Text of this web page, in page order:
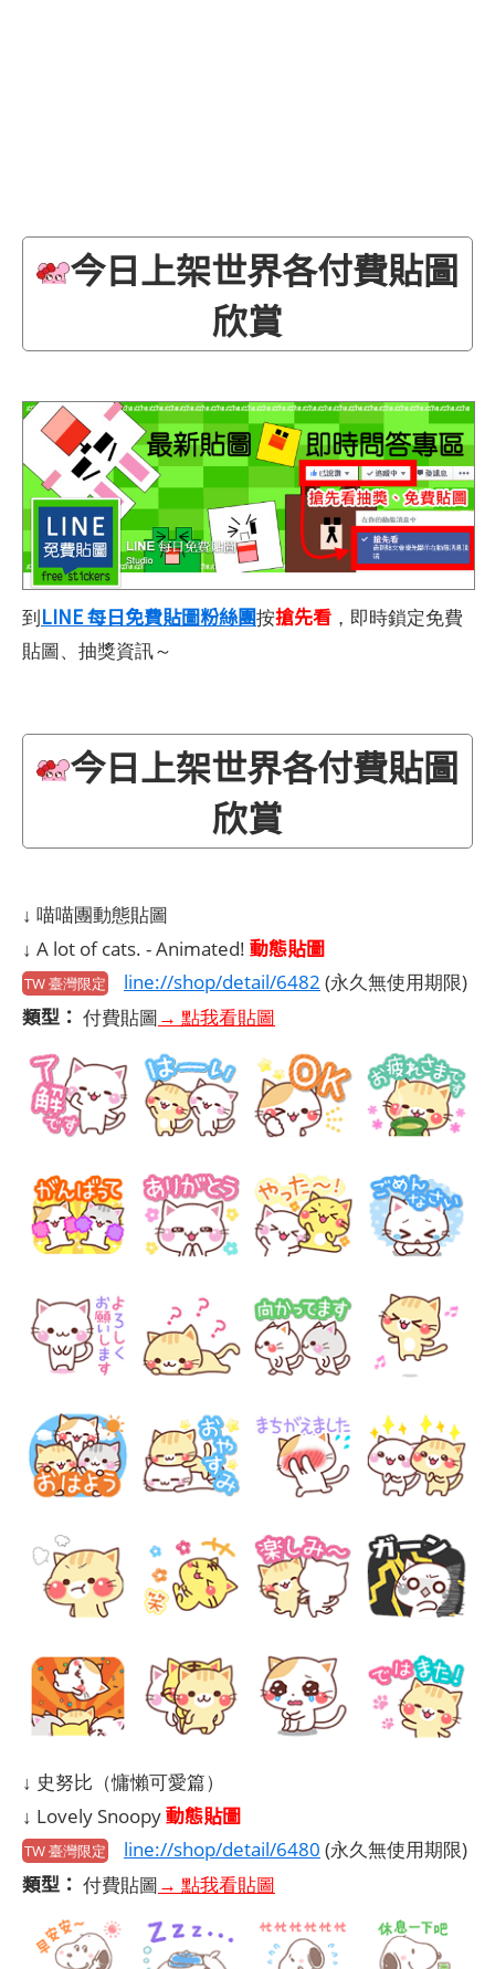
今日上架世界各付費貼圖
欣賞
到LINE 每日免費貼圖粉絲團按搶先看 ，即時鎖定免費
貼圖、抽獎資訊～
今日上架世界各付費貼圖
欣賞
↓ 喵喵團動態貼圖
↓ A lot of cats. - Animated! 動態貼圖
TW 臺灣限定 line://shop/detail/6482 (永久無使用期限)
類型： 付費貼圖→ 點我看貼圖
↓ 史努比（慵懶可愛篇）
↓ Lovely Snoopy動態貼圖
TW 臺灣限定 line://shop/detail/6480 (永久無使用期限)
類型： 付費貼圖→ 點我看貼圖